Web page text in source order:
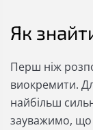
Як
Перш ніж
виокремити.
найбільш
зауважимо, що